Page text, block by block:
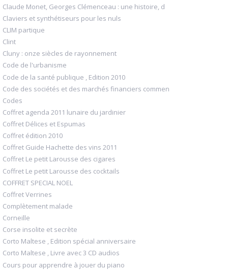
Claude Monet, Georges Clémenceau : une histoire, d
Claviers et synthétiseurs pour les nuls
CLIM partique
Clint
Cluny : onze siècles de rayonnement
Code de l'urbanisme
Code de la santé publique , Edition 2010
Code des sociétés et des marchés financiers commen
Codes
Coffret agenda 2011 lunaire du jardinier
Coffret Délices et Espumas
Coffret édition 2010
Coffret Guide Hachette des vins 2011
Coffret Le petit Larousse des cigares
Coffret Le petit Larousse des cocktails
COFFRET SPECIAL NOEL
Coffret Verrines
Complètement malade
Corneille
Corse insolite et secrète
Corto Maltese , Edition spécial anniversaire
Corto Maltese , Livre avec 3 CD audios
Cours pour apprendre à jouer du piano